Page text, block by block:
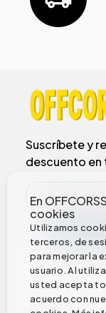
En
cookies
Utilizamos
terceros, de
para mejorar la
usuario. Al
usted acepta
acuerdo con
Suscríbete y
descuento en